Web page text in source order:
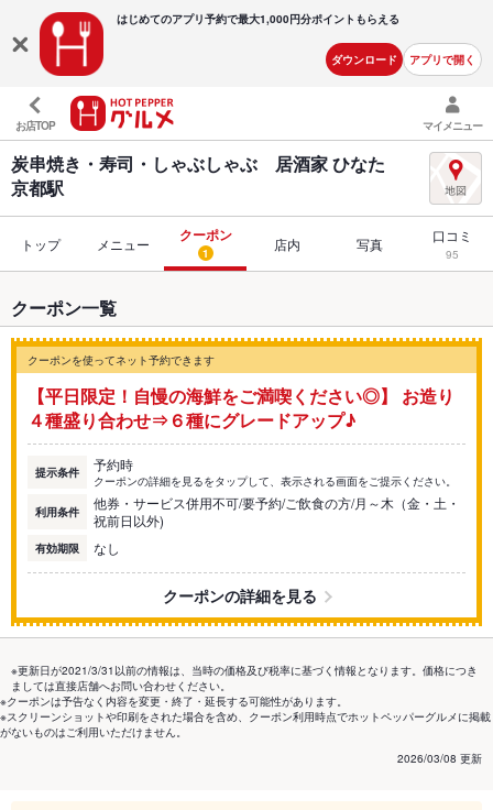
はじめてのアプリ予約で最大1,000円分ポイントもらえる
ダウンロード アプリで開く
お店TOP マイメニュー
炭串焼き・寿司・しゃぶしゃぶ 居酒家 ひなた
京都駅
トップ メニュー クーポン
1 店内 写真 口コミ
95
クーポン一覧
クーポンを使ってネット予約できます
【平日限定！自慢の海鮮をご満喫ください◎】 お造り
４種盛り合わせ⇒６種にグレードアップ♪
提示条件 予約時
クーポンの詳細を見るをタップして、表示される画面をご提示ください。
利用条件
他券・サービス併用不可/要予約/ご飲食の方/月～木（金・土・
祝前日以外)
有効期限 なし
クーポンの詳細を見る
※更新日が2021/3/31以前の情報は、当時の価格及び税率に基づく情報となります。価格につき
ましては直接店舗へお問い合わせください。
※クーポンは予告なく内容を変更・終了・延長する可能性があります。
※スクリーンショットや印刷をされた場合を含め、クーポン利用時点でホットペッパーグルメに掲載
がないものはご利用いただけません。
2026/03/08 更新